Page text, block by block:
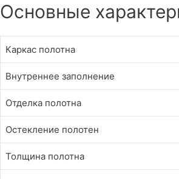
Основные
Каркас полотна
Внутреннее заполнение
Отделка полотна
Остекление полотен
Толщина полотна